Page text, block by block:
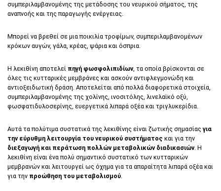
συμπεριλαμβανομένης της μετάδοσης του νευρικού σήματος, της
αναπνοής και της παραγωγής ενέργειας.
Μπορεί να βρεθεί σε μια ποικιλία τροφίμων, συμπεριλαμβανομένων
κρόκων αυγών, γάλα, κρέας, ψάρια και όσπρια.
Η λεκιθίνη αποτελεί πηγή φωσφολιπιδίων, τα οποία βρίσκονται σε
όλες τις κυτταρικές μεμβράνες και ασκούν αντιφλεγμονώδη και
αντιοξειδωτική δράση. Αποτελείται από πολλά διαφορετικά στοιχεία,
συμπεριλαμβανομένης της χολίνης, ινοσιτόλης, λινελαϊκό οξύ,
φωσφατιδυλοσερίνης, ευεργετικά λιπαρά οξέα και τριγλυκερίδια.
Αυτά τα πολύτιμα συστατικά της λεκιθίνης είναι ζωτικής σημασίας για
την εύρυθμη λειτουργία του νευρικού συστήματος και για την
διεξαγωγή και περάτωση πολλών μεταβολικών διαδικασιών. Η
λεκιθίνη είναι ένα πολύ σημαντικό συστατικό των κυτταρικών
μεμβρανών και λειτουργεί ως όχημα για τα απαραίτητα λιπαρά οξέα και
για την προώθηση του μεταβολισμού.